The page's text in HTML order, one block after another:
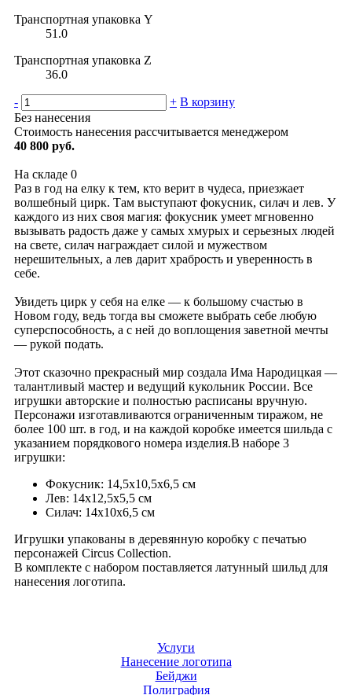
Транспортная упаковка Y
51.0
Транспортная упаковка Z
36.0
- + В корзину
Без нанесения
Стоимость нанесения рассчитывается менеджером
40 800 руб.
На складе 0
Раз в год на елку к тем, кто верит в чудеса, приезжает
волшебный цирк. Там выступают фокусник, силач и лев. У
каждого из них своя магия: фокусник умеет мгновенно
вызывать радость даже у самых хмурых и серьезных людей
на свете, силач награждает силой и мужеством
нерешительных, а лев дарит храбрость и уверенность в
себе.
Увидеть цирк у себя на елке — к большому счастью в
Новом году, ведь тогда вы сможете выбрать себе любую
суперспособность, а с ней до воплощения заветной мечты
— рукой подать.
Этот сказочно прекрасный мир создала Има Народицкая —
талантливый мастер и ведущий кукольник России. Все
игрушки авторские и полностью расписаны вручную.
Персонажи изготавливаются ограниченным тиражом, не
более 100 шт. в год, и на каждой коробке имеется шильда с
указанием порядкового номера изделия.В наборе 3
игрушки:
Фокусник: 14,5x10,5x6,5 см
Лев: 14x12,5x5,5 см
Силач: 14x10x6,5 см
Игрушки упакованы в деревянную коробку с печатью
персонажей Circus Collection.
В комплекте с набором поставляется латунный шильд для
нанесения логотипа.
Услуги
Нанесение логотипа
Бейджи
Полиграфия